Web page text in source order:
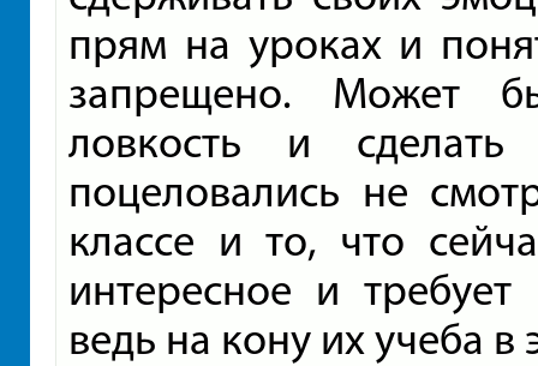
прям на уроках и
запрещено. Может
ловкость и
поцеловались не
классе и то, что
интересное и
ведь на кону их учеба в